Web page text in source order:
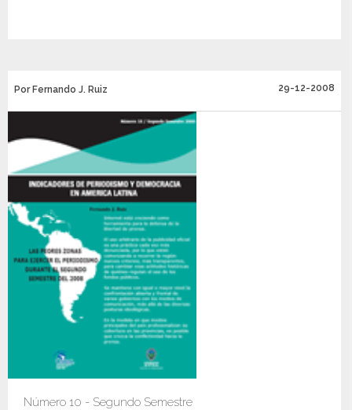
Por Fernando J. Ruiz 29-12-2008
Número 10 - Segundo Semestre